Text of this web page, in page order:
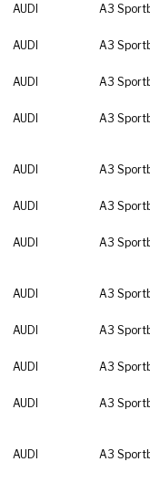
AUDI
A3
AUDI
A3
AUDI
A3
AUDI
A3
AUDI A3
AUDI
A3
AUDI
A3
AUDI A3
AUDI
A3
AUDI
A3
AUDI
A3
AUDI A3